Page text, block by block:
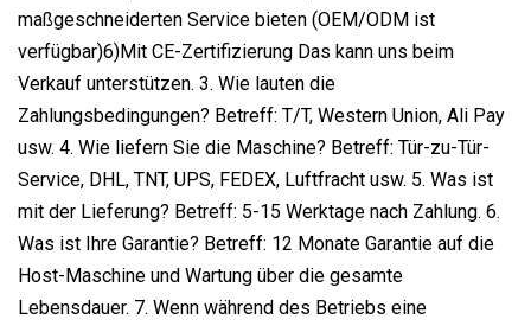
maßgeschneiderten Service bieten (OEM/ODM ist
verfügbar)6)Mit CE-Zertifizierung Das kann uns beim
Verkauf unterstützen. 3. Wie lauten die
Zahlungsbedingungen? Betreff: T/T, Western Union, Ali Pay
usw. 4. Wie liefern Sie die Maschine? Betreff: Tür-zu-Tür-
Service, DHL, TNT, UPS, FEDEX, Luftfracht usw. 5. Was ist
mit der Lieferung? Betreff: 5-15 Werktage nach Zahlung. 6.
Was ist Ihre Garantie? Betreff: 12 Monate Garantie auf die
Host-Maschine und Wartung über die gesamte
Lebensdauer. 7. Wenn während des Betriebs eine